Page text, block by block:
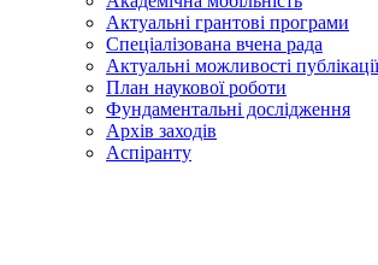
Актуальні грантові програми
Спеціалізована вчена рада
Актуальні можливості
План наукової роботи
Фундаментальні дослідження
Архів заходів
Аспіранту